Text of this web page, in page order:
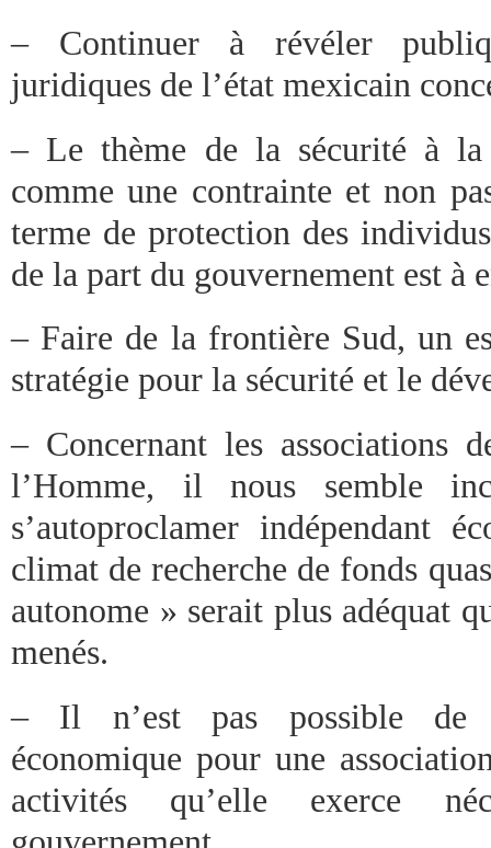
– Continuer à révéler
juridiques de l’état mexicain
– Le thème de la sécurité à
comme une contrainte et non
terme de protection des
de la part du gouvernement est à
– Faire de la frontière Sud, un
stratégie pour la sécurité et le
– Concernant les associations
l’Homme, il nous semble
s’autoproclamer indépendant
climat de recherche de fonds
autonome » serait plus adéquat
menés.
– Il n’est pas possible de
économique pour une
activités qu’elle exerce